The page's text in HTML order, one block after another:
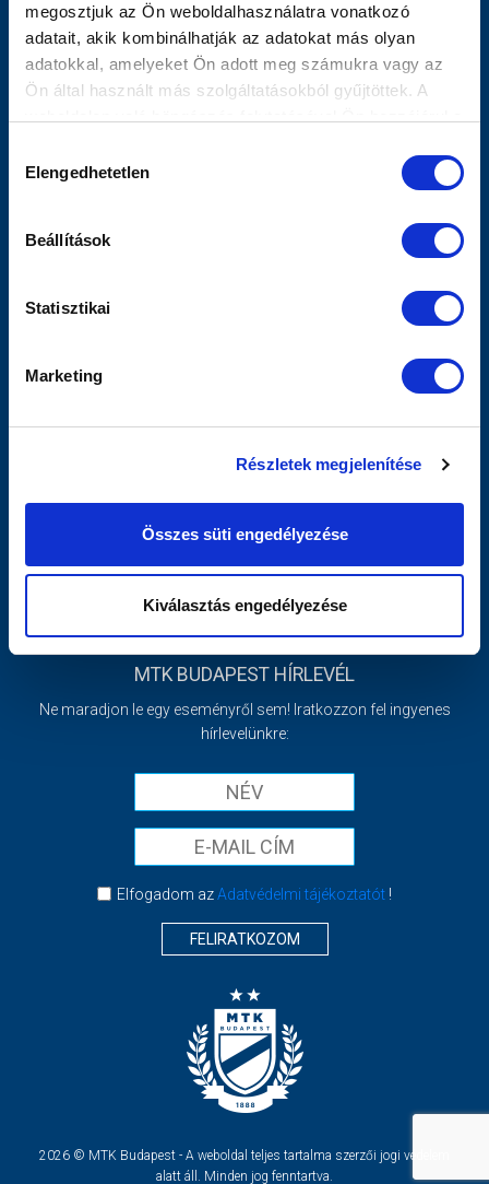
megosztjuk az Ön weboldalhasználatra vonatkozó
adatait, akik kombinálhatják az adatokat más olyan
adatokkal, amelyeket Ön adott meg számukra vagy az
Ön által használt más szolgáltatásokból gyűjtöttek. A
kiválasztása
Elengedhetetlen
Beállítások
Statisztikai
Marketing
Részletek megjelenítése
Összes süti engedélyezése
Kiválasztás engedélyezése
Stratégia
Vezetőség
Gedeon
Kapcsolat
INFORMÁCIÓK
Impresszum
Sajtó
MTK BUDAPEST HÍRLEVÉL
Ne maradjon le egy eseményről sem! Iratkozzon fel ingyenes
hírlevelünkre:
Elfogadom azAdatvédelmi tájékoztatót!
FELIRATKOZOM
2026 © MTK Budapest - A weboldal teljes tartalma szerzői jogi védelem
alatt áll. Minden jog fenntartva.